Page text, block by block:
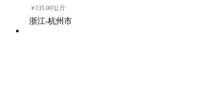
司
￥135.00/公斤
浙江-杭州市